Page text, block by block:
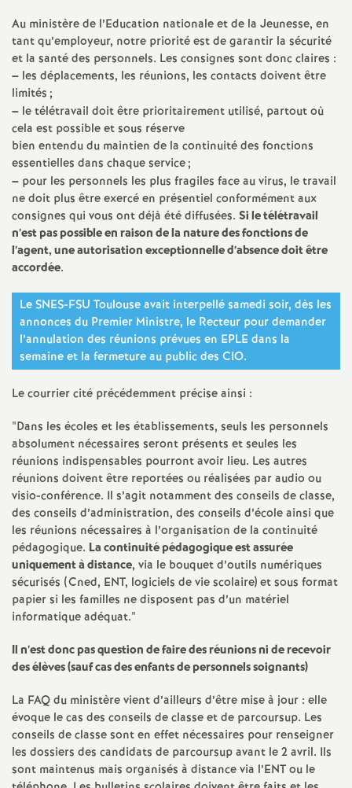
i
g
n
e
m
e
t
s
e
S
e
c
o
n
d
d
e
Au ministère de l’Education nationale et de la Jeunesse, en
tant qu’employeur, notre priorité est de garantir la sécurité
et la santé des personnels. Les consignes sont donc claires :
– les déplacements, les réunions, les contacts doivent être
limités;
– le télétravail doit être prioritairement utilisé, partout où
cela est possible et sous réserve
bien entendu du maintien de la continuité des fonctions
essentielles dans chaque service;
– pour les personnels les plus fragiles face au virus, le travail
ne doit plus être exercé en présentiel conformément aux
consignes qui vous ont déjà été diffusées. Si le télétravail
n’est pas possible en raison de la nature des fonctions de
l’agent, une autorisation exceptionnelle d’absence doit être
accordée.
Le SNES-FSU Toulouse avait interpellé samedi soir, dès les
annonces du Premier Ministre, le Recteur pour demander
l’annulation des réunions prévues en EPLE dans la
semaine et la fermeture au public des CIO.
Le courrier cité précédemment précise ainsi :
"Dans les écoles et les établissements, seuls les personnels
absolument nécessaires seront présents et seules les
réunions indispensables pourront avoir lieu. Les autres
réunions doivent être reportées ou réalisées par audio ou
visio-conférence. Il s’agit notamment des conseils de classe,
des conseils d’administration, des conseils d’école ainsi que
les réunions nécessaires à l’organisation de la continuité
pédagogique. La continuité pédagogique est assurée
uniquement à distance, via le bouquet d’outils numériques
sécurisés (Cned, ENT, logiciels de vie scolaire) et sous format
papier si les familles ne disposent pas d’un matériel
informatique adéquat."
Il n’est donc pas question de faire des réunions ni de recevoir
des élèves (sauf cas des enfants de personnels soignants)
La FAQ du ministère vient d’ailleurs d’être mise à jour : elle
évoque le cas des conseils de classe et de parcoursup. Les
conseils de classe sont en effet nécessaires pour renseigner
les dossiers des candidats de parcoursup avant le 2 avril. Ils
sont maintenus mais organisés à distance via l’ENT ou le